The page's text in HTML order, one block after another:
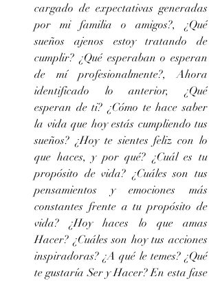
cargado de expectativas generadas
por mi familia o amigos?, ¿Qué
sueños ajenos estoy tratando de
cumplir? ¿Qué esperaban o esperan
de mí profesionalmente?, Ahora
identificado lo anterior, ¿Qué
esperan de ti? ¿Cómo te hace saber
la vida que hoy estás cumpliendo tus
sueños? ¿Hoy te sientes feliz con lo
que haces, y por qué? ¿Cuál es tu
propósito de vida? ¿Cuáles son tus
pensamientos y emociones más
constantes frente a tu propósito de
vida? ¿Hoy haces lo que amas
Hacer? ¿Cuáles son hoy tus acciones
inspiradoras? ¿A qué le temes? ¿Qué
te gustaría Ser y Hacer? En esta fase